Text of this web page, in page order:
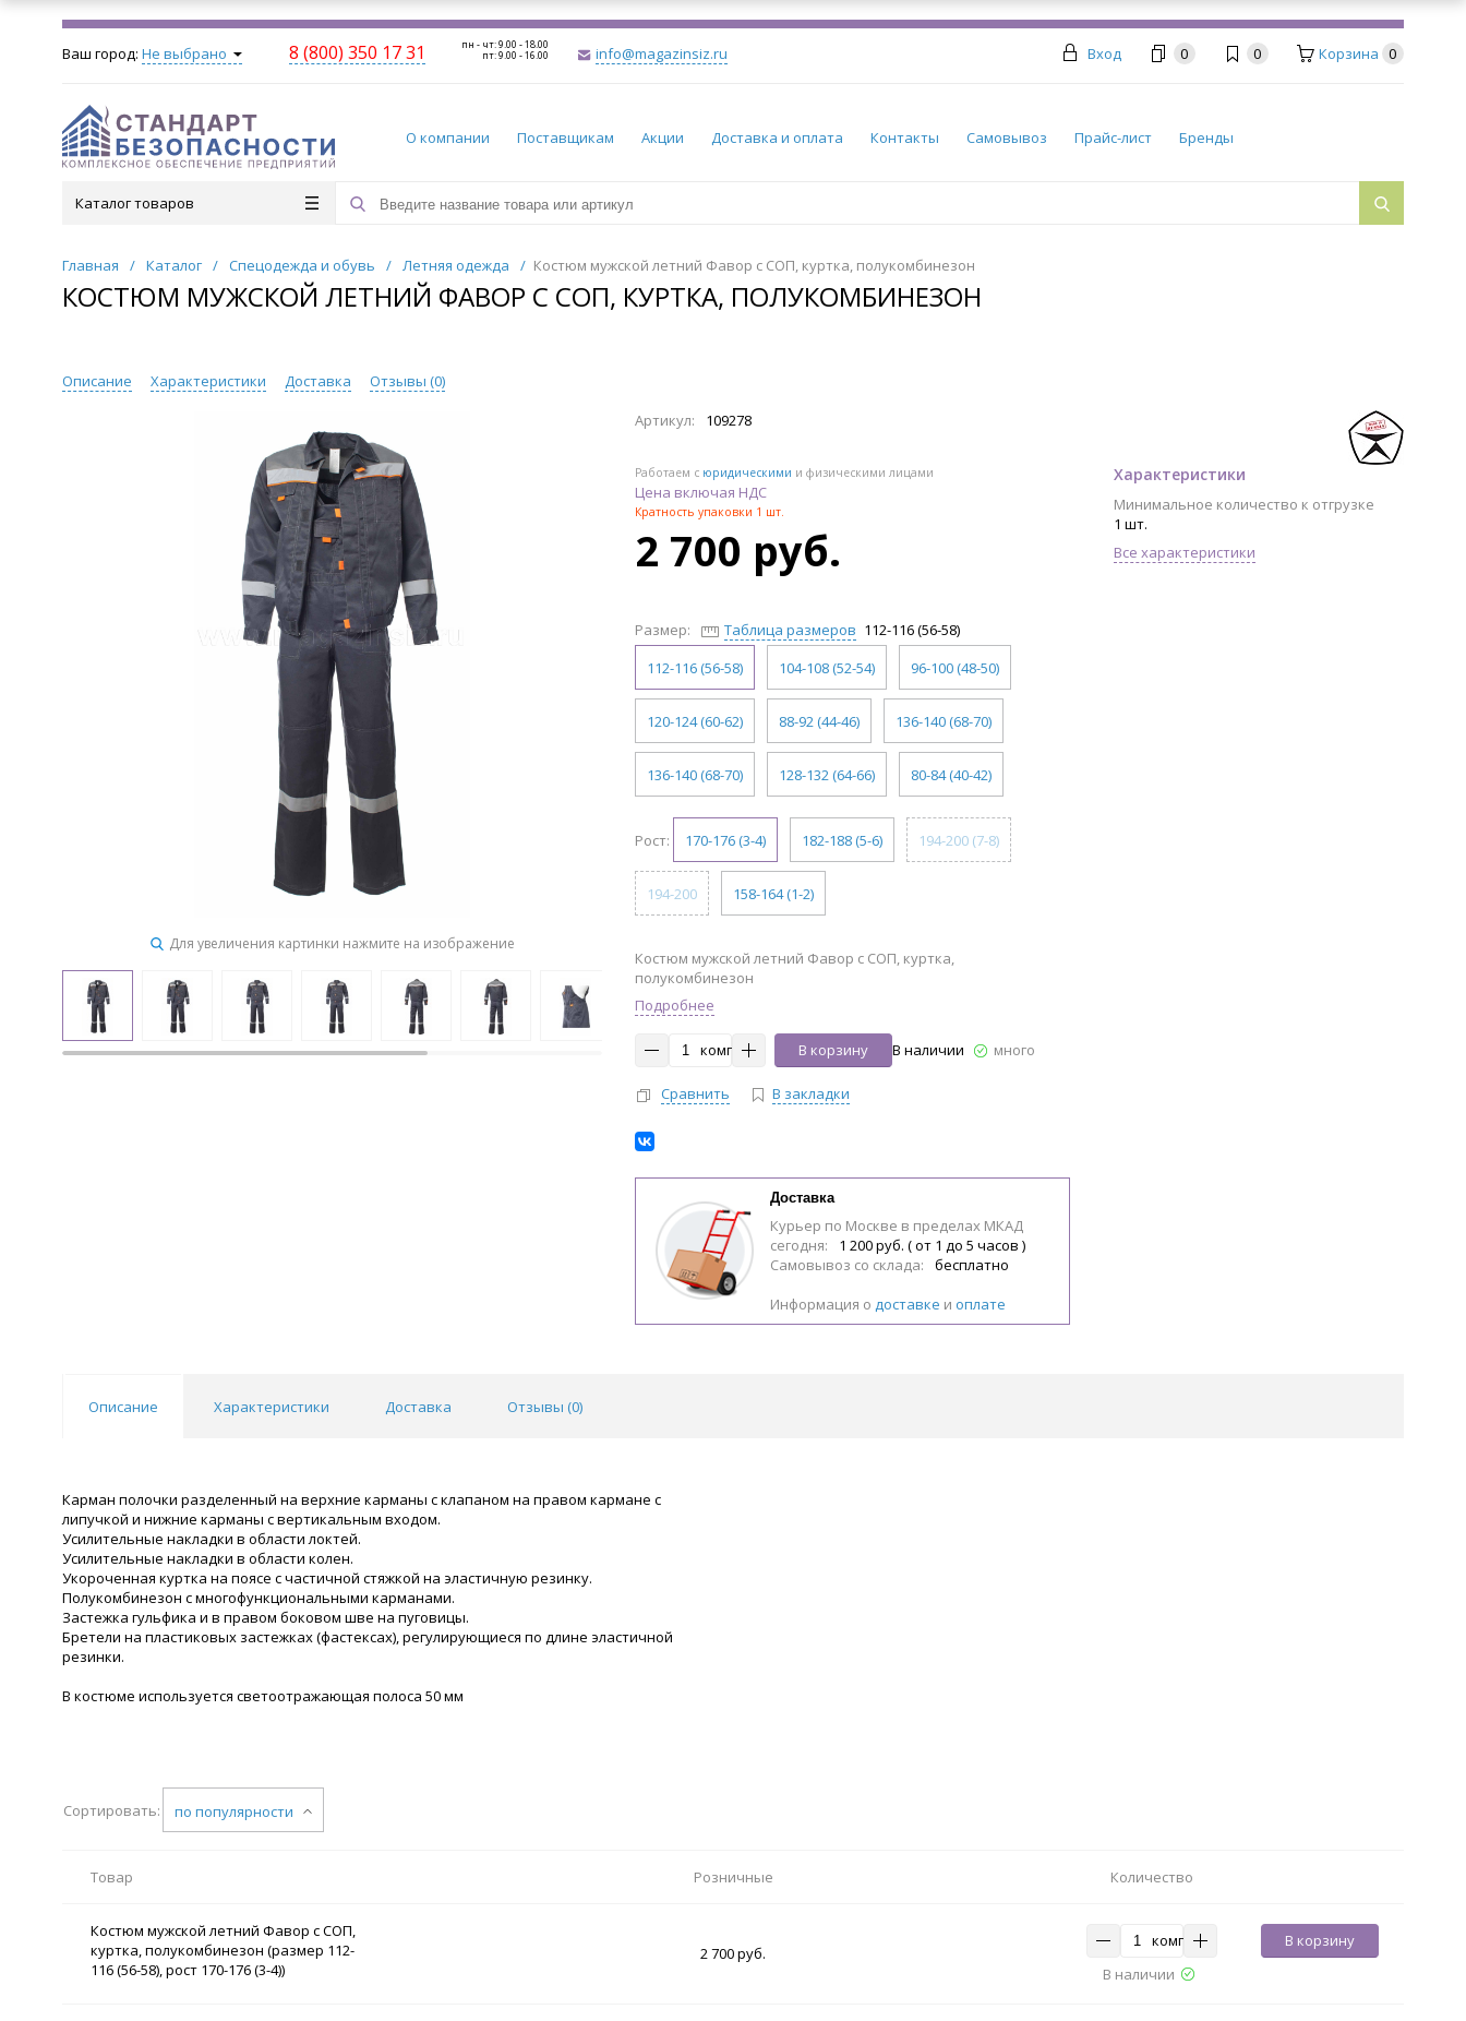
Ваш город: Не выбрано 8 (800) 350 17 31 пн - чт: 9.00 - 18.00
пт: 9.00 - 16.00 info@magazinsiz.ru Вход 0 0 Корзина 0
О компании Поставщикам Акции Доставка и оплата Контакты Самовывоз Прайс-лист Бренды
Каталог товаров
Главная / Каталог / Спецодежда и обувь / Летняя одежда / Костюм мужской летний Фавор с СОП, куртка, полукомбинезон
КОСТЮМ МУЖСКОЙ ЛЕТНИЙ ФАВОР С СОП, КУРТКА, ПОЛУКОМБИНЕЗОН
Описание Характеристики Доставка Отзывы (0)
Для увеличения картинки нажмите на изображение
Артикул: 109278
Работаем с юридическими и физическими лицами
Цена включая НДС
Кратность упаковки 1 шт.
2 700 руб.
Размер: Таблица размеров 112-116 (56-58)
112-116 (56-58)
104-108 (52-54) 96-100 (48-50)
120-124 (60-62) 88-92 (44-46) 136-140 (68-70)
136-140 (68-70) 128-132 (64-66) 80-84 (40-42)
Рост: 170-176 (3-4) 182-188 (5-6) 194-200 (7-8)
194-200 158-164 (1-2)
Характеристики
Минимальное количество к отгрузке
1 шт.
Все характеристики
Костюм мужской летний Фавор с СОП, куртка,
полукомбинезон
Подробнее
комп В корзину В наличии много
Сравнить В закладки
Доставка
Курьер по Москве в пределах МКАД
сегодня:
1 200 руб. ( от 1 до 5 часов )
Самовывоз со склада:
бесплатно
Информация о доставке и оплате
Описание Характеристики Доставка Отзывы (0)
Карман полочки разделенный на верхние карманы с клапаном на правом кармане с
липучкой и нижние карманы с вертикальным входом.
Усилительные накладки в области локтей.
Усилительные накладки в области колен.
Укороченная куртка на поясе с частичной стяжкой на эластичную резинку.
Полукомбинезон с многофункциональными карманами.
Застежка гульфика и в правом боковом шве на пуговицы.
Бретели на пластиковых застежках (фастексах), регулирующиеся по длине эластичной
резинки.
В костюме используется светоотражающая полоса 50 мм
Сортировать: по популярности
Товар Розничные Количество
Костюм мужской летний Фавор с СОП,
куртка, полукомбинезон (размер 112-
116 (56-58), рост 170-176 (3-4))
2 700 руб.
комп
В корзину
В наличии